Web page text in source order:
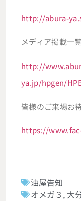
http://abura-
メディア掲載一
http://
ya.jp/hpgen/
皆様のご来場お
https://
油屋告知
オメガ３ , 大